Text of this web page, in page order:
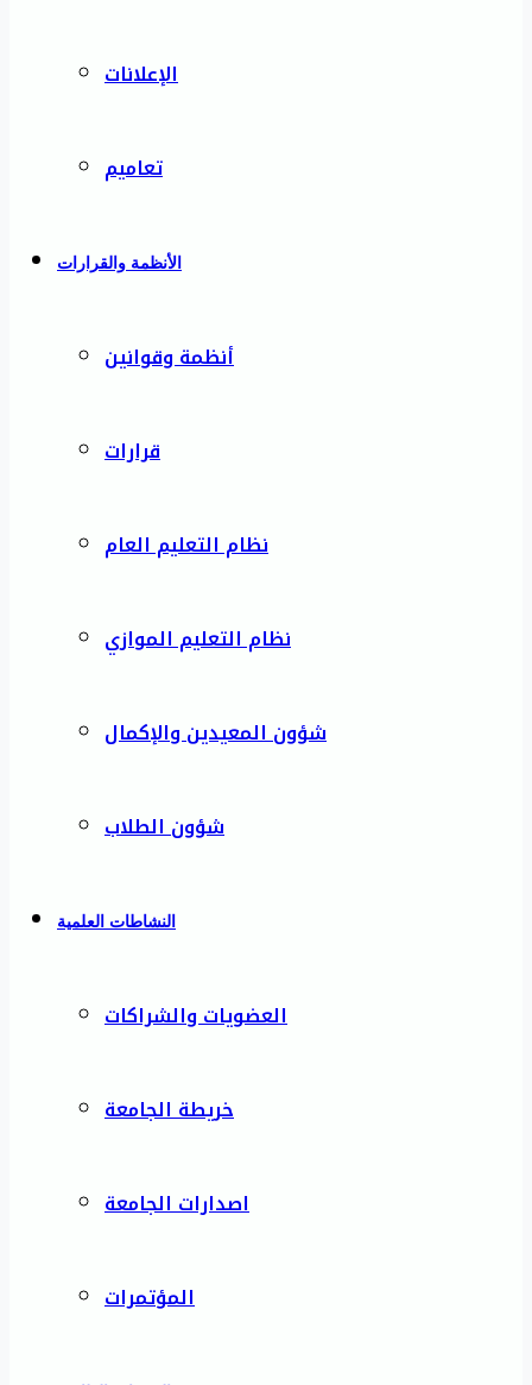
الإعلانات
تعاميم
الأنظمة والقرارات
أنظمة وقوانين
قرارات
نظام التعليم العام
نظام التعليم الموازي
شؤون المعيدين والإكمال
شؤون الطلاب
النشاطات العلمية
العضويات والشراكات
خريطة الجامعة
اصدارات الجامعة
المؤتمرات